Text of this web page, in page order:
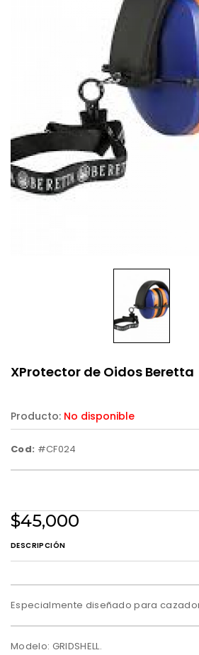
XProtector de Oidos Beretta
Producto: No disponible
Cod: #CF024
$45,000
DESCRIPCIÓN
Especialmente diseñado para
Modelo: GRIDSHELL.